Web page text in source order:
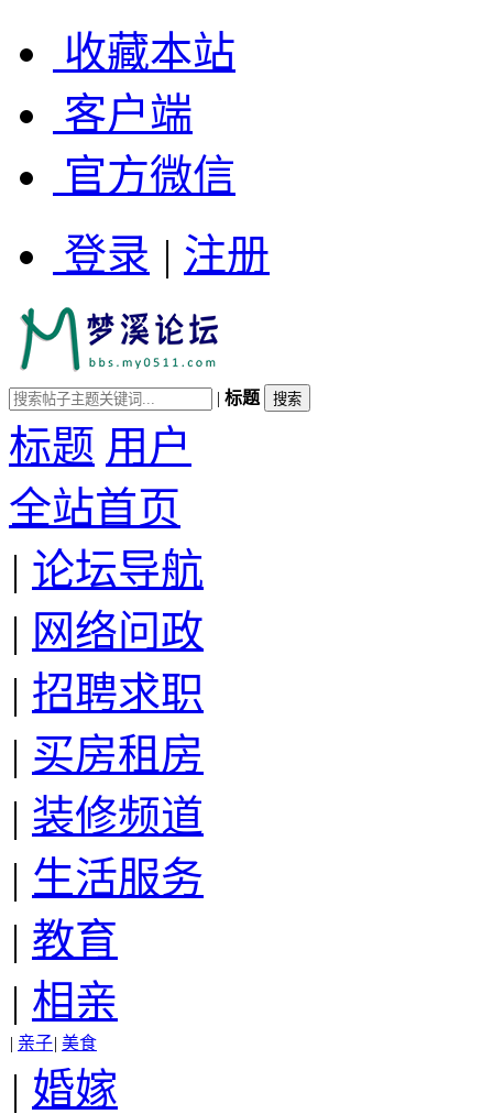
收藏本站
客户端
官方微信
登录 | 注册
| 标题
标题 用户
全站首页
| 论坛导航
| 网络问政
| 招聘求职
| 买房租房
| 装修频道
| 生活服务
| 教育
| 相亲
| 亲子| 美食
| 婚嫁